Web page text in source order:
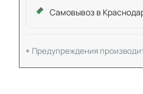
Самовывоз в
Предупреждения